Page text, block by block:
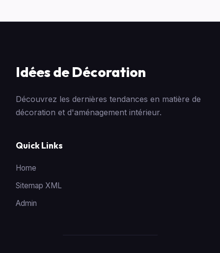
Idées de Décoration
Découvrez les dernières tendances en matière de
décoration et d'aménagement intérieur.
Quick Links
Home
Sitemap XML
Admin